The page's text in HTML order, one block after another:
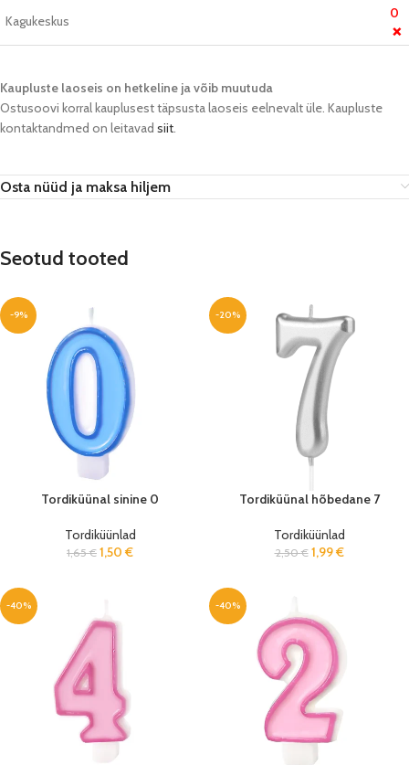
Kagukeskus 0
❌
Kaupluste laoseis on hetkeline ja võib muutuda​
Ostusoovi korral kauplusest täpsusta laoseis eelnevalt üle. Kaupluste
kontaktandmed on leitavad siit.
Osta nüüd ja maksa hiljem
Seotud tooted
-9%
Tordiküünal sinine 0
Tordiküünlad
1,65€ 1,50 €
-20%
Tordiküünal hõbedane 7
Tordiküünlad
2,50€ 1,99€
-40% -40%